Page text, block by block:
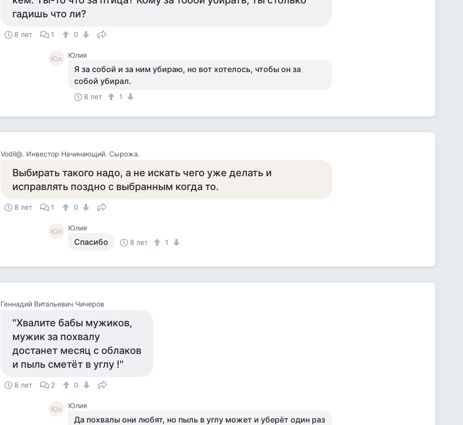
гадишь что ли?
8 лет 1 0
Юл Юлия
Я за собой и за ним убираю, но вот хотелось, чтобы он за
собой убирал.
8 лет 1
Vodil@. Инвестор Начинающий. Сырожа.
Выбирать такого надо, а не искать чего уже делать и
исправлять поздно с выбранным когда то.
8 лет 1 0
Юл Юлия
Спасибо 8 лет 1
Геннадий Витальевич Чичеров
"Хвалите бабы мужиков,
мужик за похвалу
достанет месяц с облаков
и пыль сметёт в углу !"
8 лет 2 0
Юл Юлия
Да похвалы они любят, но пыль в углу может и уберёт один раз